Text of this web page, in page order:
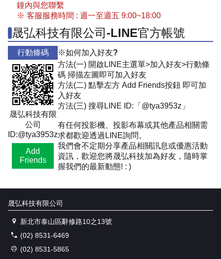
鐘內與您聯繫
※ 客服服務時間 : 週一至週五 9:00~18:00
晟弘科技有限公司-LINE官方帳號
行動條碼
晟弘科技有限
公司
ID:@tya3953z
Add
Friends
※如何加入好友?
方法(一) 開啟LINE主選單>加入好友>行動條
碼 掃描左圖即可加入好友
方法(二) 點擊左方 Add Friends按鈕 即可加
入好友
方法(三) 搜尋LINE ID:「@tya3953z」
有任何投影機、投影布幕或其他產品相關需
求都歡迎透過LINE詢問。
我們會不定期分享產品相關訊息或優惠活動
資訊，歡迎您將晟弘科技加為好友，隨時掌
握我們的最新動態! : )
晟弘科技有限公司
新北市泰山區辭修路10之13號
(02) 8531-6469
(02) 8531-5865